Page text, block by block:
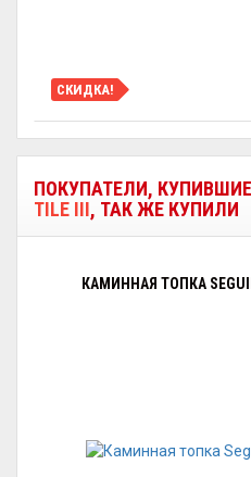
СКИДКА!
ПОКУПАТЕЛИ, КУПИВШИЕ
TILE III, ТАК ЖЕ КУПИЛИ
КАМИННАЯ ТОПКА